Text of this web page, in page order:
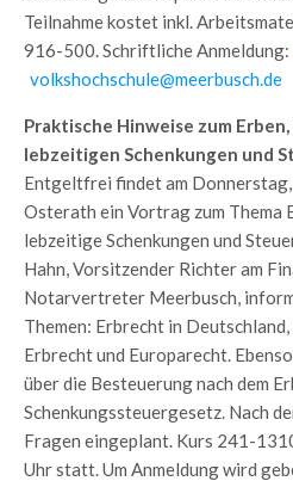
Teilnahme kostet inkl.
916-500. Schriftliche Anmeldung:
volkshochschule@meerbusch.de
Praktische Hinweise zum
lebzeitigen Schenkungen und
Entgeltfrei findet am Donnerstag,
Osterath ein Vortrag zum Thema
lebzeitige Schenkungen und
Hahn, Vorsitzender Richter am
Notarvertreter Meerbusch,
Themen: Erbrecht in
Erbrecht und Europarecht.
über die Besteuerung nach dem
Schenkungssteuergesetz. Nach
Fragen eingeplant. Kurs 241-
Uhr statt. Um Anmeldung wird